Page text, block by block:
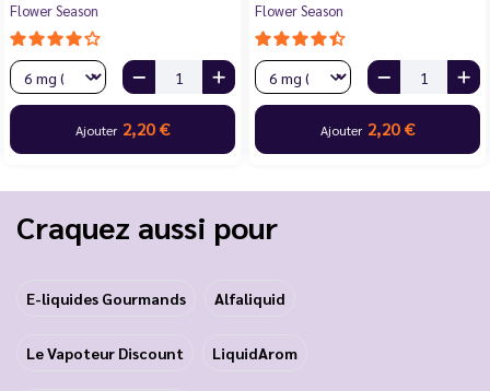
Flower Season
Ajouter 2,20 €
Flower Season
Ajouter 2,20 €
Craquez aussi pour
E-liquides Gourmands Alfaliquid
Le Vapoteur Discount LiquidArom